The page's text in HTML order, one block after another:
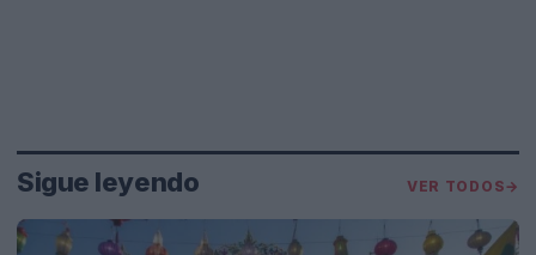
Sigue leyendo VER TODOS→